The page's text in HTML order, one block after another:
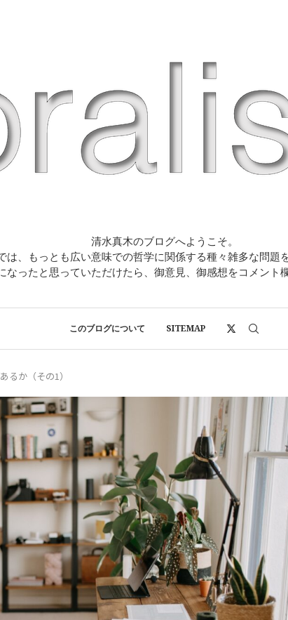
清水真木のブログへようこそ。
は、もっとも広い意味での哲学に関係する種々雑多な問題
なったと思っていただけたら、御意見、御感想をコメント
このブログについて SITEMAP
るか（その1）